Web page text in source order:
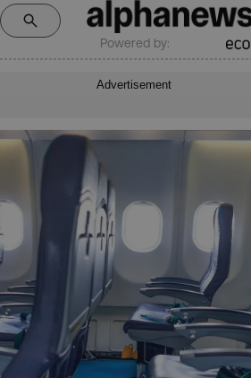
Powered by:
Advertisement